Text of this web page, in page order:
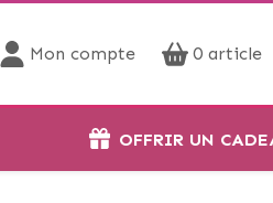
Mon compte 0 article
OFFRIR UN